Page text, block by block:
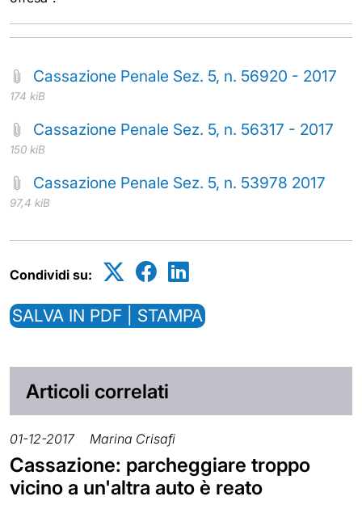
Cassazione Penale Sez. 5, n. 56920 - 2017
174 kiB
Cassazione Penale Sez. 5, n. 56317 - 2017
150 kiB
Cassazione Penale Sez. 5, n. 53978 2017
97,4 kiB
Condividi su:
SALVA IN PDF | STAMPA
Articoli correlati
01-12-2017 Marina Crisafi
Cassazione: parcheggiare troppo
vicino a un'altra auto è reato